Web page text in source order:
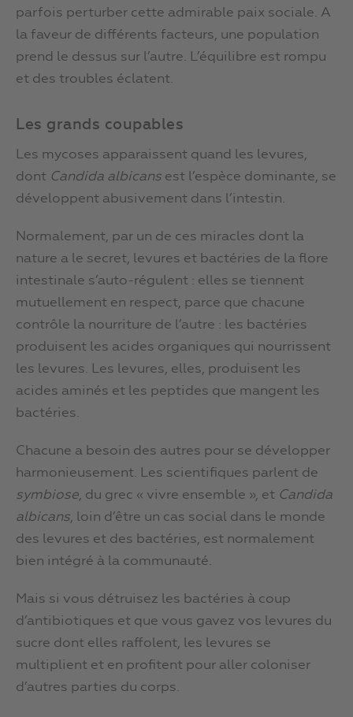
parfois perturber cette admirable paix sociale. A
la faveur de différents facteurs, une population
prend le dessus sur l’autre. L’équilibre est rompu
et des troubles éclatent.
Les grands coupables
Les mycoses apparaissent quand les levures,
dont Candida albicans est l’espèce dominante, se
développent abusivement dans l’intestin.
Normalement, par un de ces miracles dont la
nature a le secret, levures et bactéries de la flore
intestinale s’auto-régulent : elles se tiennent
mutuellement en respect, parce que chacune
contrôle la nourriture de l’autre : les bactéries
produisent les acides organiques qui nourrissent
les levures. Les levures, elles, produisent les
acides aminés et les peptides que mangent les
bactéries.
Chacune a besoin des autres pour se développer
harmonieusement. Les scientifiques parlent de
symbiose, du grec « vivre ensemble », et Candida
albicans, loin d’être un cas social dans le monde
des levures et des bactéries, est normalement
bien intégré à la communauté.
Mais si vous détruisez les bactéries à coup
d’antibiotiques et que vous gavez vos levures du
sucre dont elles raffolent, les levures se
multiplient et en profitent pour aller coloniser
d’autres parties du corps.